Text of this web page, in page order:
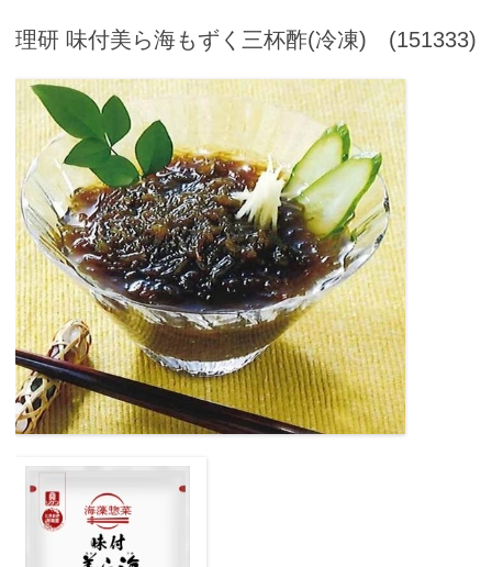
理研 味付美ら海もずく三杯酢(冷凍) (151333)